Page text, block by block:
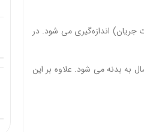
اندازه‌گیری می شود. در
به بدنه می شود. علاوه بر این